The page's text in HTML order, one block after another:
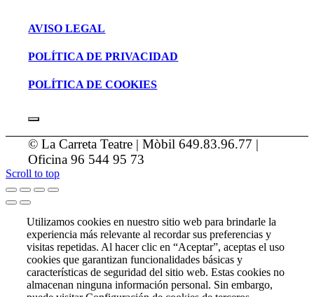
AVISO LEGAL
POLÍTICA DE PRIVACIDAD
POLÍTICA DE COOKIES
© La Carreta Teatre | Mòbil 649.83.96.77 |
Oficina 96 544 95 73
Scroll to top
Utilizamos cookies en nuestro sitio web para brindarle la
experiencia más relevante al recordar sus preferencias y
visitas repetidas. Al hacer clic en “Aceptar”, aceptas el uso
cookies que garantizan funcionalidades básicas y
características de seguridad del sitio web. Estas cookies no
almacenan ninguna información personal. Sin embargo,